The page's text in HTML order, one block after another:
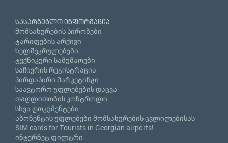
სასარგებლო ინფორმაცია
მომსახურების პირობები
ტარიფების არქივი
ხელშეკრულებები
ტექნიკური სამუშაოები
საჩივრის რეგისტრაცია
პირდაპირი მარკეტინგი
საავტორო უფლებების დაცვა
თაღლითობის კონტროლი
სხვა დოკუმენტები
აბონენტის უფლებები მომსახურების ცვლილებისას
SIM cards for Tourists in Georgian airports!
ინტერნეტ ფილტრი